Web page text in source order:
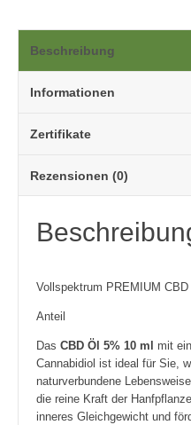
Beschreibung
Informationen
Zertifikate
Rezensionen (0)
Vollspektrum PREMIUM
Anteil
Das CBD Öl 5% 10 ml mit
Cannabidiol ist ideal für Sie,
naturverbundene
die reine Kraft der
inneres Gleichgewicht und